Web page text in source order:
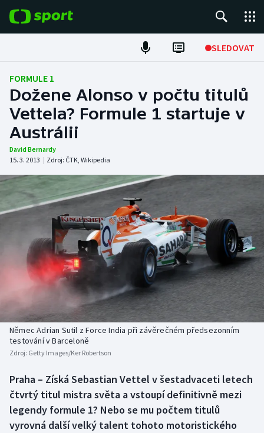
SLEDOVAT
Fotbal
Hokej
Tenis
Atletika
Cyklistika
DALŠÍ SPORTY
Americký fotbal
Baseball a softbal
Basketbal
Biatlon
Boby a skeleton
Box
Curling
NEPŘEHLÉDNĚTE
Soutěže
Historické návraty
Aplikace ČT sport
AZ kvíz
FORMULE 1
Dožene Alonso v počtu titulů
Vettela? Formule 1 startuje v
Austrálii
David Bernardy
15. 3. 2013 | Zdroj: ČTK, Wikipedia
Němec Adrian Sutil z Force India při závěrečném předsezonním
testování v Barceloně
Zdroj: Getty Images/Ker Robertson
Praha – Získá Sebastian Vettel v šestadvaceti letech
čtvrtý titul mistra světa a vstoupí definitivně mezi
legendy formule 1? Nebo se mu počtem titulů
vyrovná další velký talent tohoto motoristického